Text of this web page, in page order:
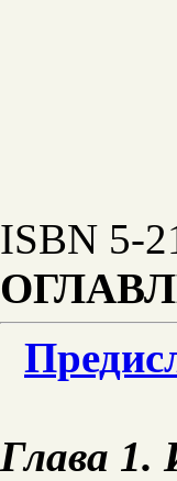
ISBN 5-
Глава 1.